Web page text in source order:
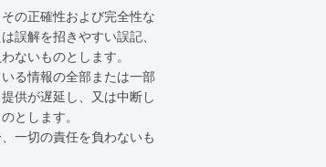
の正確性および完全性な
誤解を招きやすい誤記、
ないものとします。
る情報の全部または一部
供が遅延し、又は中断し
とします。
一切の責任を負わないも